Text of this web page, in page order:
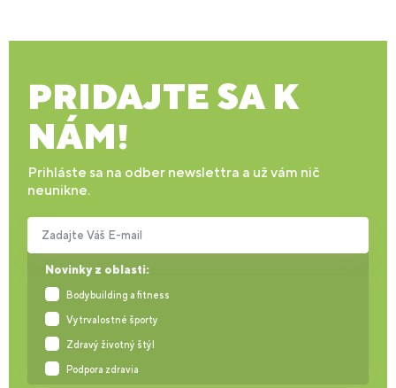
PRIDAJTE SA K
NÁM!
Prihláste sa na odber newslettra a už vám nič
neunikne.
Novinky z oblasti:
Bodybuilding a fitness
Vytrvalostné športy
Zdravý životný štýl
Podpora zdravia
Zadajte Váš E-mail